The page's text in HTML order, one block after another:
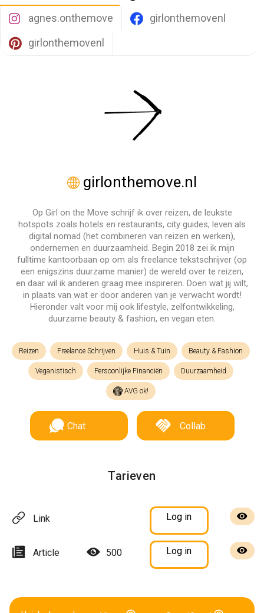
agnes.onthemove
girlonthemovenl
girlonthemovenl
girlonthemove.nl
Op Girl on the Move schrijf ik over reizen, de leukste
hotspots zoals hotels en restaurants, city guides, leven als
digital nomad (het combineren van reizen en werken),
ondernemen en duurzaamheid. Begin 2018 zei ik mijn
fulltime kantoorbaan op om als freelance tekstschrijver (op
een enigszins duurzame manier) de wereld over te reizen,
en daar wil ik anderen graag mee inspireren. Doen wat jij wilt,
in plaats van wat er door anderen van je verwacht wordt!
Hieronder valt voor mij ook lifestyle, zelfontwikkeling,
duurzame beauty & fashion, en vegan eten.
Reizen Freelance Schrijven Huis & Tuin Beauty & Fashion
Veganistisch Persoonlijke Financiën Duurzaamheid
AVG ok!
Chat Collab
Tarieven
Link Log in
Article 500 Log in